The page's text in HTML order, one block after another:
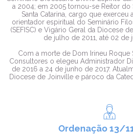
a 2004; em 2005 tornou-se Reitor
Santa Catarina, cargo que exerceu
orientador espiritual do Seminário
(SEFISC) e Vigário Geral da Diocese
de julho de 2011, até 02 de
Com a morte de Dom Irineu Roque
Consultores o elegeu Administrador
de 2016 a 24 de junho de 2017.
Diocese de Joinville e pároco da
Ordenação 13/